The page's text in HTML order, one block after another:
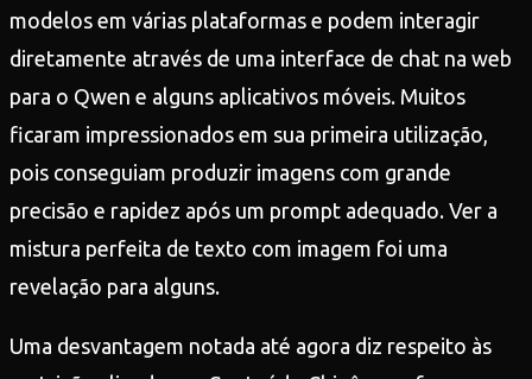
modelos em várias plataformas e podem interagir
diretamente através de uma interface de chat na web
para o Qwen e alguns aplicativos móveis. Muitos
ficaram impressionados em sua primeira utilização,
pois conseguiam produzir imagens com grande
precisão e rapidez após um prompt adequado. Ver a
mistura perfeita de texto com imagem foi uma
revelação para alguns.
Uma desvantagem notada até agora diz respeito às